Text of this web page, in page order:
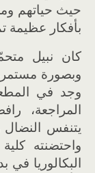
حيث حياتهم
بأفكار عظيمة
كان نبيل
وبصورة
وجد في
المراجعة،
يتنفس النضال
واحتضنته
البكالوريا في